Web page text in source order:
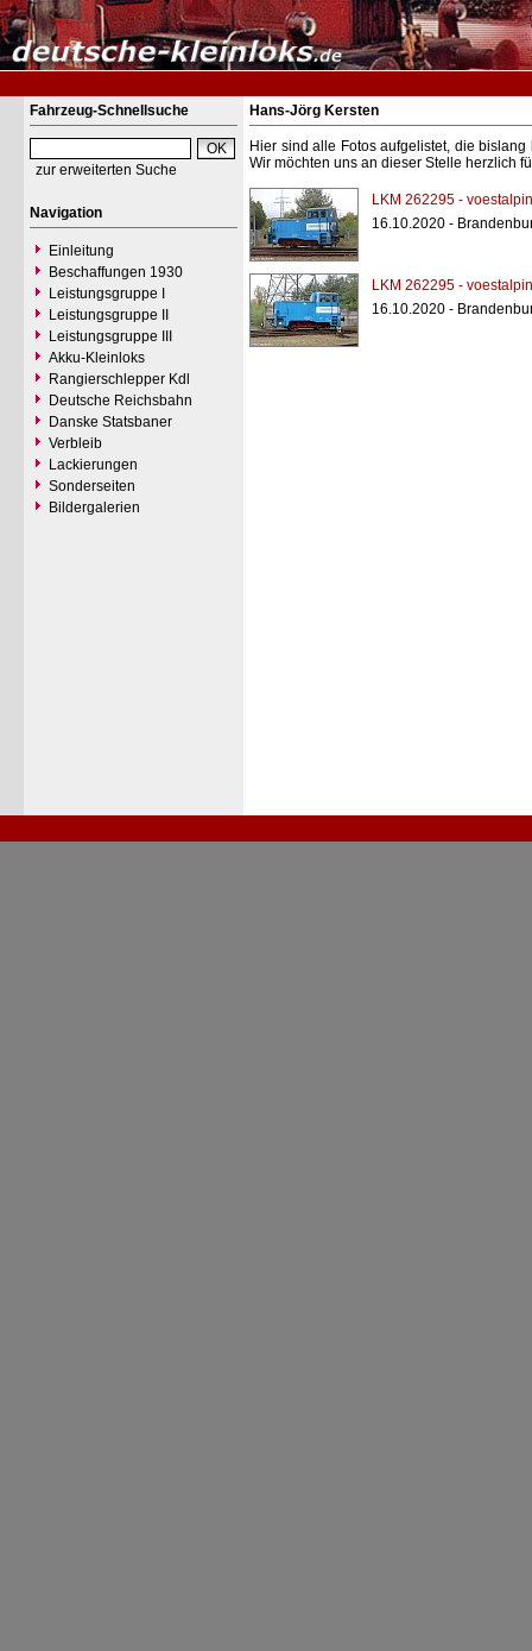
Fahrzeug-Schnellsuche
zur erweiterten Suche
Navigation
Einleitung
Beschaffungen 1930
Leistungsgruppe I
Leistungsgruppe II
Leistungsgruppe III
Akku-Kleinloks
Rangierschlepper Kdl
Deutsche Reichsbahn
Danske Statsbaner
Verbleib
Lackierungen
Sonderseiten
Bildergalerien
Hans-Jörg Kersten
Hier sind alle Fotos aufgelistet, die
Wir möchten uns an dieser Stelle herzlich
LKM 262295 -
16.10.2020 -
LKM 262295 -
16.10.2020 -